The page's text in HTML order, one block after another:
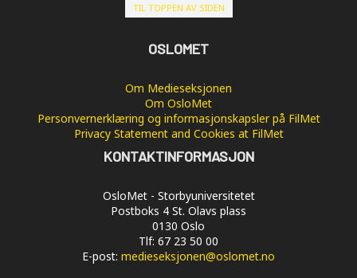
TIL TOPPEN AV SIDEN
OSLOMET
Om Medieseksjonen
Om OsloMet
Personvernerklæring og informasjonskapsler på FilMet
Privacy Statement and Cookies at FilMet
KONTAKTINFORMASJON
OsloMet - Storbyuniversitetet
Postboks 4 St. Olavs plass
0130 Oslo
Tlf: 67 23 50 00
E-post: medieseksjonen@oslomet.no